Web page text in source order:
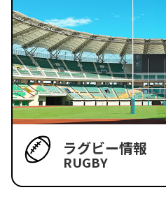
ラグビー情報
RUGBY